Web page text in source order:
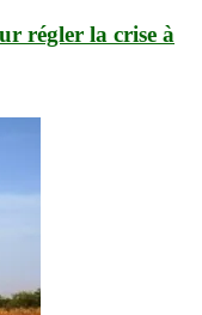
régler la crise à